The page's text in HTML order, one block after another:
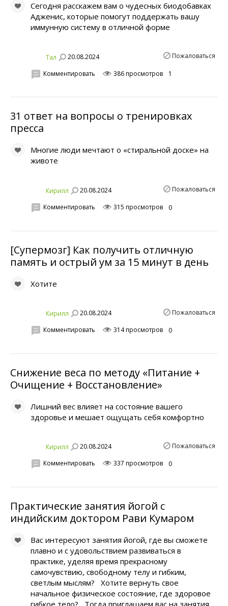
Сегодня расскажем вам о чудесных биодобавках
Адженис, которые помогут поддержать вашу
иммунную систему в отличной форме
Тал 20.08.2024 Пожаловаться
Комментировать 386 просмотров 1
31 ответ на вопросы о тренировках
пресса
Многие люди мечтают о «стиральной доске» на
животе
Кирилл 20.08.2024 Пожаловаться
Комментировать 315 просмотров 0
[Супермозг] Как получить отличную
память и острый ум за 15 минут в день
Хотите
Кирилл 20.08.2024 Пожаловаться
Комментировать 314 просмотров 0
Снижение веса по методу «Питание +
Очищение + Восстановление»
Лишний вес влияет на состояние вашего
здоровье и мешает ощущать себя комфортно
Кирилл 20.08.2024 Пожаловаться
Комментировать 337 просмотров 0
Практические занятия йогой с
индийским доктором Рави Кумаром
Вас интересуют занятия йогой, где вы сможете
плавно и с удовольствием развиваться в
практике, уделяя время прекрасному
самочувствию, свободному телу и гибким,
светлым мыслям? Хотите вернуть свое
начальное физическое состояние, где здоровое
гибкое тело? Тогда приглашаем вас на занятия,